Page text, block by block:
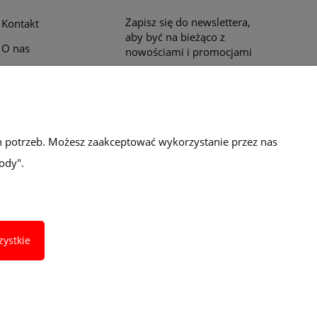
Kontakt
O nas
Zapisz się do newslettera,
aby być na bieżąco z
nowościami i promocjami
Możesz zaakceptować wykorzystanie przez nas